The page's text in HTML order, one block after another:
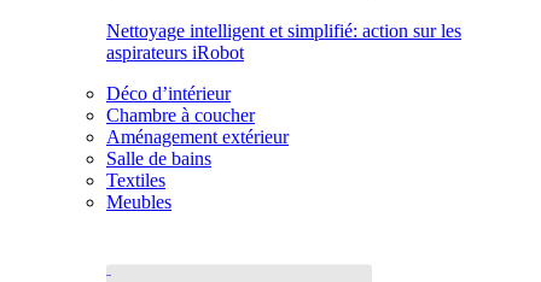
Nettoyage intelligent et simplifié: action sur les
aspirateurs iRobot
Déco d’intérieur
Chambre à coucher
Aménagement extérieur
Salle de bains
Textiles
Meubles